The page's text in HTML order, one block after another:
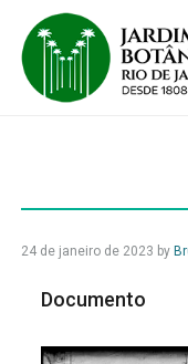
24 de janeiro de 2023 by
Documento